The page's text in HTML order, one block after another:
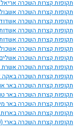
תקופות קצרות השכרה אריאל
תקופות קצרות השכרה אשבול
תקופות קצרות השכרה אשדוד
תקופות קצרות השכרה
תקופות קצרות השכרה
תקופות קצרות השכרה
תקופות קצרות השכרה
תקופות קצרות השכרה אשרת
תקופות קצרות השכרה באקה
תקופות קצרות השכרה באר
תקופות קצרות השכרה באר
תקופות קצרות השכרה באר
תקופות קצרות השכרה
תקופות קצרות השכרה בארי (0)